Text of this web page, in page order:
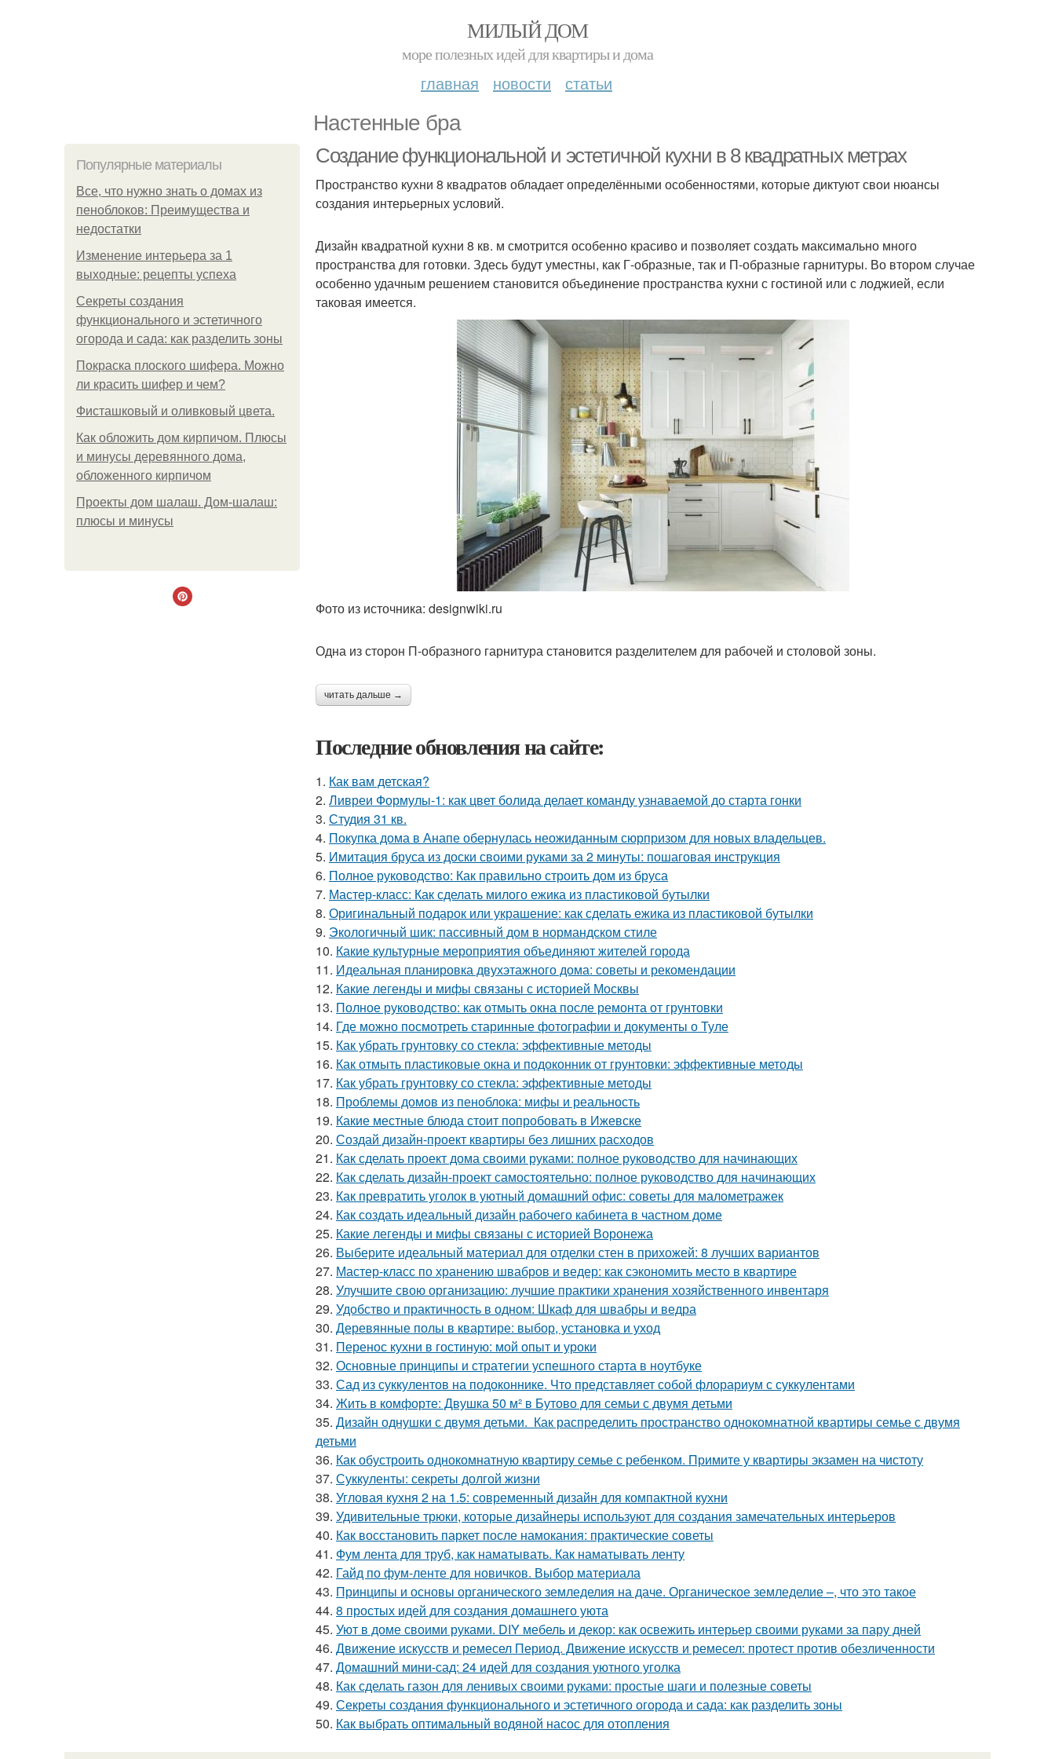
МИЛЫЙ ДОМ
море полезных идей для квартиры и дома
главная новости статьи
Настенные бра
Популярные материалы
Все, что нужно знать о домах из
пеноблоков: Преимущества и
недостатки
Изменение интерьера за 1
выходные: рецепты успеха
Секреты создания
функционального и эстетичного
огорода и сада: как разделить зоны
Покраска плоского шифера. Можно
ли красить шифер и чем?
Фисташковый и оливковый цвета.
Как обложить дом кирпичом. Плюсы
и минусы деревянного дома,
обложенного кирпичом
Проекты дом шалаш. Дом-шалаш:
плюсы и минусы
Создание функциональной и эстетичной кухни в 8 квадратных метрах
Пространство кухни 8 квадратов обладает определёнными особенностями, которые диктуют свои нюансы
создания интерьерных условий.
Дизайн квадратной кухни 8 кв. м смотрится особенно красиво и позволяет создать максимально много
пространства для готовки. Здесь будут уместны, как Г-образные, так и П-образные гарнитуры. Во втором случае
особенно удачным решением становится объединение пространства кухни с гостиной или с лоджией, если
таковая имеется.
Фото из источника: designwiki.ru
Одна из сторон П-образного гарнитура становится разделителем для рабочей и столовой зоны.
читать дальше →
Последние обновления на сайте:
1. Как вам детская?
2. Ливреи Формулы-1: как цвет болида делает команду узнаваемой до старта гонки
3. Студия 31 кв.
4. Покупка дома в Анапе обернулась неожиданным сюрпризом для новых владельцев.
5. Имитация бруса из доски своими руками за 2 минуты: пошаговая инструкция
6. Полное руководство: Как правильно строить дом из бруса
7. Мастер-класс: Как сделать милого ежика из пластиковой бутылки
8. Оригинальный подарок или украшение: как сделать ежика из пластиковой бутылки
9. Экологичный шик: пассивный дом в нормандском стиле
10. Какие культурные мероприятия объединяют жителей города
11. Идеальная планировка двухэтажного дома: советы и рекомендации
12. Какие легенды и мифы связаны с историей Москвы
13. Полное руководство: как отмыть окна после ремонта от грунтовки
14. Где можно посмотреть старинные фотографии и документы о Туле
15. Как убрать грунтовку со стекла: эффективные методы
16. Как отмыть пластиковые окна и подоконник от грунтовки: эффективные методы
17. Как убрать грунтовку со стекла: эффективные методы
18. Проблемы домов из пеноблока: мифы и реальность
19. Какие местные блюда стоит попробовать в Ижевске
20. Создай дизайн-проект квартиры без лишних расходов
21. Как сделать проект дома своими руками: полное руководство для начинающих
22. Как сделать дизайн-проект самостоятельно: полное руководство для начинающих
23. Как превратить уголок в уютный домашний офис: советы для малометражек
24. Как создать идеальный дизайн рабочего кабинета в частном доме
25. Какие легенды и мифы связаны с историей Воронежа
26. Выберите идеальный материал для отделки стен в прихожей: 8 лучших вариантов
27. Мастер-класс по хранению швабров и ведер: как сэкономить место в квартире
28. Улучшите свою организацию: лучшие практики хранения хозяйственного инвентаря
29. Удобство и практичность в одном: Шкаф для швабры и ведра
30. Деревянные полы в квартире: выбор, установка и уход
31. Перенос кухни в гостиную: мой опыт и уроки
32. Основные принципы и стратегии успешного старта в ноутбуке
33. Сад из суккулентов на подоконнике. Что представляет собой флорариум с суккулентами
34. Жить в комфорте: Двушка 50 м² в Бутово для семьи с двумя детьми
35. Дизайн однушки с двумя детьми. Как распределить пространство однокомнатной квартиры семье с двумя
детьми
36. Как обустроить однокомнатную квартиру семье с ребенком. Примите у квартиры экзамен на чистоту
37. Суккуленты: секреты долгой жизни
38. Угловая кухня 2 на 1.5: современный дизайн для компактной кухни
39. Удивительные трюки, которые дизайнеры используют для создания замечательных интерьеров
40. Как восстановить паркет после намокания: практические советы
41. Фум лента для труб, как наматывать. Как наматывать ленту
42. Гайд по фум-ленте для новичков. Выбор материала
43. Принципы и основы органического земледелия на даче. Органическое земледелие –, что это такое
44. 8 простых идей для создания домашнего уюта
45. Уют в доме своими руками. DIY мебель и декор: как освежить интерьер своими руками за пару дней
46. Движение искусств и ремесел Период. Движение искусств и ремесел: протест против обезличенности
47. Домашний мини-сад: 24 идей для создания уютного уголка
48. Как сделать газон для ленивых своими руками: простые шаги и полезные советы
49. Секреты создания функционального и эстетичного огорода и сада: как разделить зоны
50. Как выбрать оптимальный водяной насос для отопления